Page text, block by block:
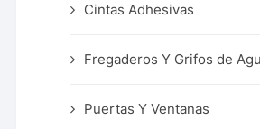
Cintas Adhesivas
Fregaderos Y Grifos de
Puertas Y Ventanas